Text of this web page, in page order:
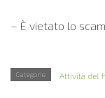
– È vietato lo
Categorie Attività del